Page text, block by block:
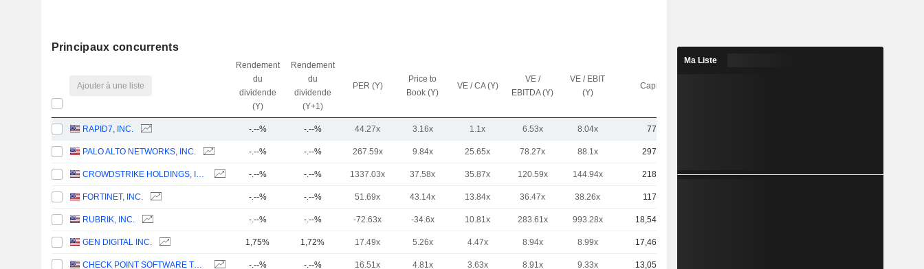
Principaux concurrents
Ajouter à une liste
Rendement
du
dividende
(Y)
Rendement
du
dividende
(Y+1)
PER (Y)
Price to
Book (Y)
VE / CA (Y)
VE /
EBITDA (Y)
VE / EBIT
(Y)
Capi.($)
RAPID7, INC. -.--% -.--% 44.27x 3.16x 1.1x 6.53x 8.04x 773 M
PALO ALTO NETWORKS, INC. -.--% -.--% 267.59x 9.84x 25.65x 78.27x 88.1x 297 Md
CROWDSTRIKE HOLDINGS, INC. -.--% -.--% 1337.03x 37.58x 35.87x 120.59x 144.94x 218 Md
FORTINET, INC. -.--% -.--% 51.69x 43.14x 13.84x 36.47x 38.26x 117 Md
RUBRIK, INC. -.--% -.--% -72.63x -34.6x 10.81x 283.61x 993.28x 18,54 Md
GEN DIGITAL INC. 1,75% 1,72% 17.49x 5.26x 4.47x 8.94x 8.99x 17,46 Md
CHECK POINT SOFTWARE TECHNOLOGIES LTD. -.--% -.--% 16.51x 4.81x 3.63x 8.91x 9.33x 13,05 Md
Ma Liste